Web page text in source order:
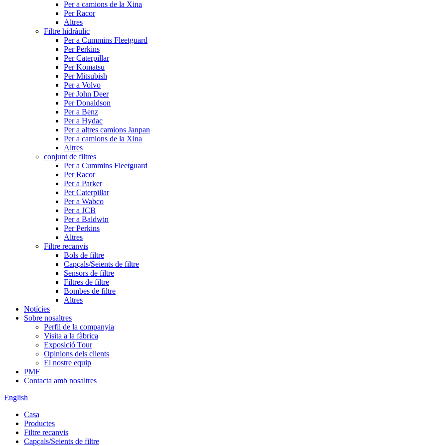
Per a camions de la Xina
Per Racor
Altres
Filtre hidràulic
Per a Cummins Fleetguard
Per Perkins
Per Caterpillar
Per Komatsu
Per Mitsubish
Per a Volvo
Per John Deer
Per Donaldson
Per a Benz
Per a Hydac
Per a altres camions Janpan
Per a camions de la Xina
Altres
conjunt de filtres
Per a Cummins Fleetguard
Per Racor
Per a Parker
Per Caterpillar
Per a Wabco
Per a JCB
Per a Baldwin
Per Perkins
Altres
Filtre recanvis
Bols de filtre
Capçals/Seients de filtre
Sensors de filtre
Filtres de filtre
Bombes de filtre
Altres
Notícies
Sobre nosaltres
Perfil de la companyia
Visita a la fàbrica
Exposició Tour
Opinions dels clients
El nostre equip
PMF
Contacta amb nosaltres
English
Casa
Productes
Filtre recanvis
Capçals/Seients de filtre